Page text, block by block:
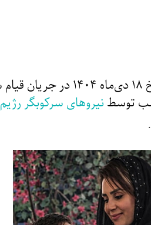
توسط نیروهای سرکوبگر رژیم